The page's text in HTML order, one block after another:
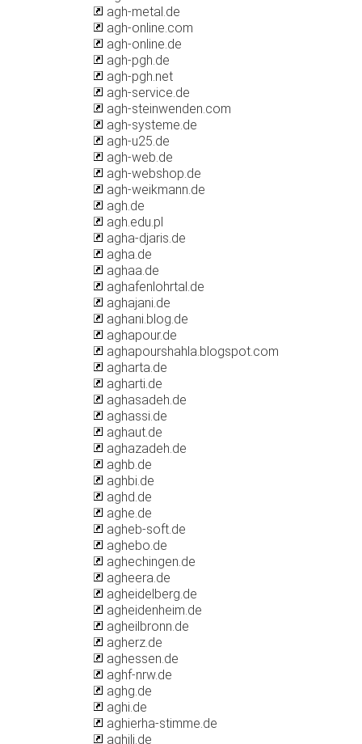
agh-metal.de
agh-online.com
agh-online.de
agh-pgh.de
agh-pgh.net
agh-service.de
agh-steinwenden.com
agh-systeme.de
agh-u25.de
agh-web.de
agh-webshop.de
agh-weikmann.de
agh.de
agh.edu.pl
agha-djaris.de
agha.de
aghaa.de
aghafenlohrtal.de
aghajani.de
aghani.blog.de
aghapour.de
aghapourshahla.blogspot.com
agharta.de
agharti.de
aghasadeh.de
aghassi.de
aghaut.de
aghazadeh.de
aghb.de
aghbi.de
aghd.de
aghe.de
agheb-soft.de
aghebo.de
aghechingen.de
agheera.de
agheidelberg.de
agheidenheim.de
agheilbronn.de
agherz.de
aghessen.de
aghf-nrw.de
aghg.de
aghi.de
aghierha-stimme.de
aghili.de